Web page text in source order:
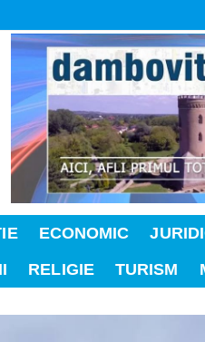
ECONOMIC
RELIGIE TURISM